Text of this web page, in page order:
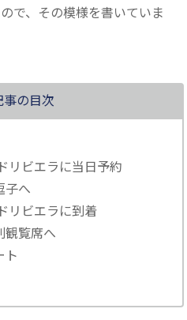
で、その模様を書いていま
事の目次
リビエラに当日予約
子へ
リビエラに到着
観覧席へ
ト